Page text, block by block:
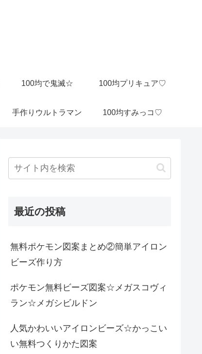
100均で鬼滅☆ 100均プリキュア♡
手作りウルトラマン 100均すみっコ♡
最近の投稿
無料ポケモン図案まとめ②簡単アイロン
ビーズ作り方
ポケモン無料ビーズ図案☆メガスコヴィ
ラン☆メガシビルドン
人気かわいいアイロンビーズ☆かっこい
い無料つくりかた図案